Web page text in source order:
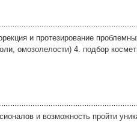
и протезирование
омозолелости) 4. подбор
и возможность пройти